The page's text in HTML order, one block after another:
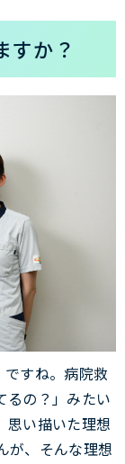
すか？
すね。病院救
るの？」みたい
思い描いた理想
が、そんな理想